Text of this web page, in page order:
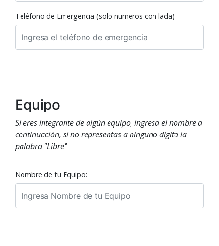
Teléfono de Emergencia (solo numeros con lada):
Equipo
Si eres integrante de algún equipo, ingresa el nombre a
continuación, si no representas a ninguno digita la
palabra "Libre"
Nombre de tu Equipo: